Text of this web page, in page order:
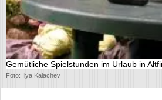
Gemütliche Spielstunden im Urlaub in
Foto: Ilya Kalachev